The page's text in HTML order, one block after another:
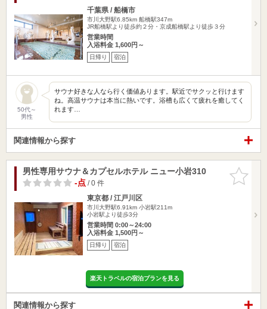
千葉県 / 船橋市
市川大野駅6.85km 船橋駅347m
JR船橋駅より徒歩約２分・京成船橋駅より徒歩３分
営業時間
入浴料金 1,600円～
日帰り 宿泊
50代～
男性
サウナ好きな人なら行く価値あります。駅近でサクッと行けます
ね。高温サウナは本当に熱いです。浴槽も広くて疲れを癒してく
れます…
関連情報から探す
お気に入
りに追加
男性専用サウナ＆カプセルホテル ニュー小岩310
-点/ 0 件
東京都 / 江戸川区
市川大野駅6.91km 小岩駅211m
小岩駅より徒歩3分
営業時間 0:00～24:00
入浴料金 1,500円～
日帰り 宿泊
楽天トラベルの宿泊プランを見る
関連情報から探す